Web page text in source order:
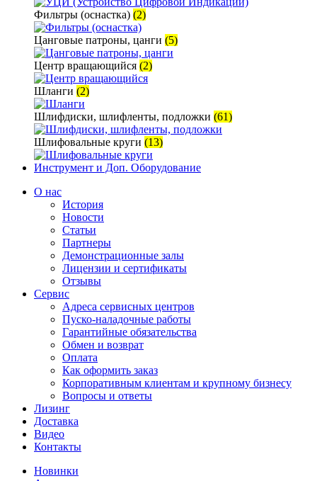
Фильтры (оснастка) (2)
Цанговые патроны, цанги (5)
Центр вращающийся (2)
Шланги (2)
Шлифдиски, шлифленты, подложки (61)
Шлифовальные круги (13)
Инструмент и Доп. Оборудование
О нас
История
Новости
Статьи
Партнеры
Демонстрационные залы
Лицензии и сертификаты
Отзывы
Сервис
Адреса сервисных центров
Пуско-наладочные работы
Гарантийные обязательства
Обмен и возврат
Оплата
Как оформить заказ
Корпоративным клиентам и крупному бизнесу
Вопросы и ответы
Лизинг
Доставка
Видео
Контакты
Новинки